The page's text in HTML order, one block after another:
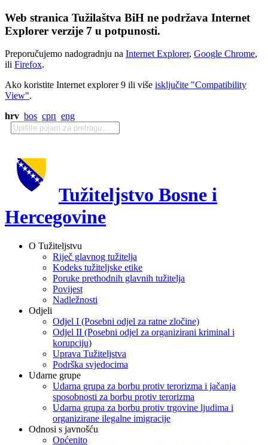
Web stranica Tužilaštva BiH ne podržava Internet
Explorer verzije 7 u potpunosti.
Preporučujemo nadogradnju na Internet Explorer, Google Chrome,
ili Firefox.
Ako koristite Internet explorer 9 ili više isključite "Compatibility
View".
hrv bos срп eng
Tužiteljstvo Bosne i
Hercegovine
O Tužiteljstvu
Riječ glavnog tužitelja
Kodeks tužiteljske etike
Poruke prethodnih glavnih tužitelja
Povijest
Nadležnosti
Odjeli
Odjel I (Posebni odjel za ratne zločine)
Odjel II (Posebni odjel za organizirani kriminal i
korupciju)
Uprava Tužiteljstva
Podrška svjedocima
Udarne grupe
Udarna grupa za borbu protiv terorizma i jačanja
sposobnosti za borbu protiv terorizma
Udarna grupa za borbu protiv trgovine ljudima i
organizirane ilegalne imigracije
Odnosi s javnošću
Općenito